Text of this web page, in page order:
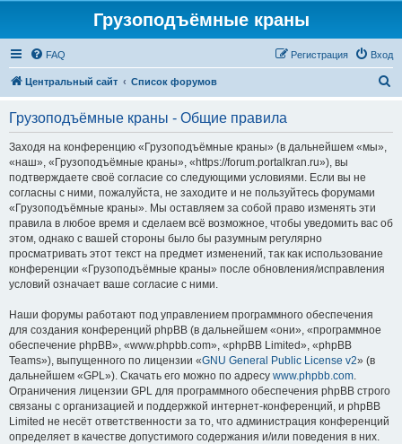
Грузоподъёмные краны
FAQ Вход
Регистрация
Центральный сайт Список форумов
Грузоподъёмные краны - Общие правила
Заходя на конференцию «Грузоподъёмные краны» (в дальнейшем «мы»,
«наш», «Грузоподъёмные краны», «https://forum.portalkran.ru»), вы
подтверждаете своё согласие со следующими условиями. Если вы не
согласны с ними, пожалуйста, не заходите и не пользуйтесь форумами
«Грузоподъёмные краны». Мы оставляем за собой право изменять эти
правила в любое время и сделаем всё возможное, чтобы уведомить вас об
этом, однако с вашей стороны было бы разумным регулярно
просматривать этот текст на предмет изменений, так как использование
конференции «Грузоподъёмные краны» после обновления/исправления
условий означает ваше согласие с ними.
Наши форумы работают под управлением программного обеспечения
для создания конференций phpBB (в дальнейшем «они», «программное
обеспечение phpBB», «www.phpbb.com», «phpBB Limited», «phpBB
Teams»), выпущенного по лицензии «GNU General Public License v2» (в
дальнейшем «GPL»). Скачать его можно по адресу www.phpbb.com.
Ограничения лицензии GPL для программного обеспечения phpBB строго
связаны с организацией и поддержкой интернет-конференций, и phpBB
Limited не несёт ответственности за то, что администрация конференций
определяет в качестве допустимого содержания и/или поведения в них.